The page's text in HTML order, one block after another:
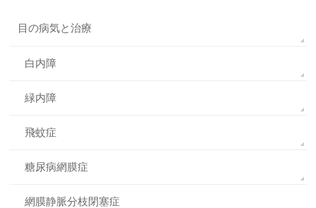
目の病気と治療
白内障
緑内障
飛蚊症
糖尿病網膜症
網膜静脈分枝閉塞症